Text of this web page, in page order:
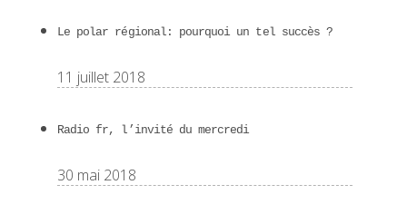
Le polar régional: pourquoi un tel succès ?
11 juillet 2018
Radio fr, l’invité du mercredi
30 mai 2018